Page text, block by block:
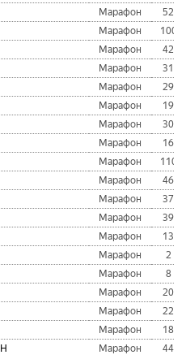
Марафон
52
Марафон
100
Марафон
42
Марафон
31
Марафон
29
Марафон
19
Марафон
30
Марафон
16
Марафон
110
Марафон
46
Марафон
37
Марафон
39
Марафон
13
Марафон
2
Марафон
8
Марафон
20
Марафон
22
Марафон
18
Марафон
44